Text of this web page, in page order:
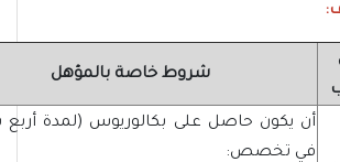
شروط خاصة بالمؤهل
أن يكون حاصل على بكالوريوس (لمدة
في تخصص: